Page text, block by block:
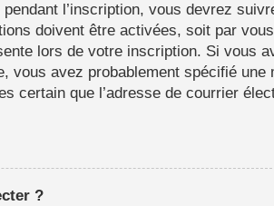
l’inscription, vous devrez
doivent être activées, soit par
lors de votre inscription. Si vous
vous avez probablement spécifié
certain que l’adresse de courrier
?